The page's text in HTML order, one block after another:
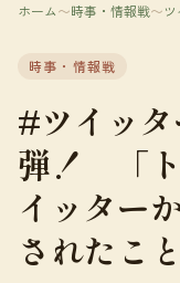
ホーム〜時事・情報戦〜
時事・情報戦
#ツイッ
弾！ 「ト
イッター
されたこと